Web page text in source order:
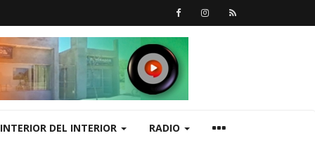
INTERIOR DEL INTERIOR RADIO